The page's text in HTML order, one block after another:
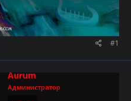
#1
Aurum
Администратор